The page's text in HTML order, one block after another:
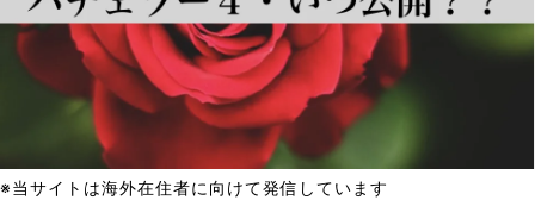
※当サイトは海外在住者に向けて発信しています